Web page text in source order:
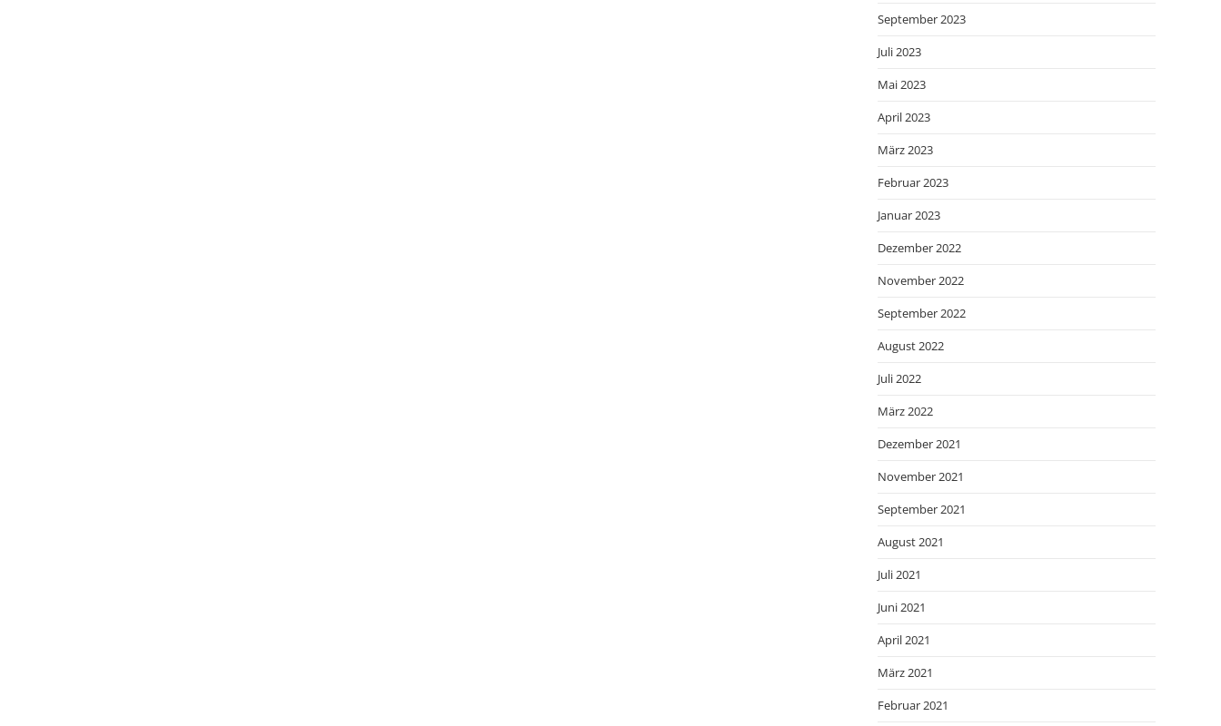
September 2023
Juli 2023
Mai 2023
April 2023
März 2023
Februar 2023
Januar 2023
Dezember 2022
November 2022
September 2022
August 2022
Juli 2022
März 2022
Dezember 2021
November 2021
September 2021
August 2021
Juli 2021
Juni 2021
April 2021
März 2021
Februar 2021